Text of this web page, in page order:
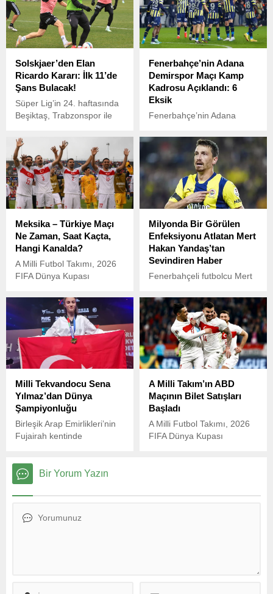
Solskjaer’den Elan
Ricardo Kararı: İlk 11’de
Şans Bulacak!
Süper Lig’in 24. haftasında
Beşiktaş, Trabzonspor ile
öncesi Beşiktaş’ın yeni
transferleri Keny Arroyo ve
Elan Ricardo’nun süre
alması bekleniyor.
Fenerbahçe’nin Adana
Demirspor Maçı Kamp
Kadrosu Açıklandı: 6
Eksik
Fenerbahçe’nin Adana
maça yönelik kamp kadrosu
belli oldu. Sarı lacivertli
ekipte, sakatlıkları nedeniyle
6 oyuncu kadroda yer
almadı.
Meksika – Türkiye Maçı
Ne Zaman, Saat Kaçta,
Hangi Kanalda?
A Milli Futbol Takımı, 2026
FIFA Dünya Kupası
kampındaki ikinci hazırlık
maçında Meksika ile
karşılaşacak.
Milyonda Bir Görülen
Enfeksiyonu Atlatan Mert
Hakan Yandaş’tan
Sevindiren Haber
Fenerbahçeli futbolcu Mert
görülen bir enfeksiyon
nedeniyle uzun süredir
tedavi altındaydı.
Milli Tekvandocu Sena
Yılmaz’dan Dünya
Şampiyonluğu
Birleşik Arap Emirlikleri’nin
Fujairah kentinde
milli sporcumuz Sena
Yılmaz, 51 kiloda altın
madalyaya uzandı.
A Milli Takım’ın ABD
Maçının Bilet Satışları
Başladı
A Milli Futbol Takımı, 2026
FIFA Dünya Kupası
Bir Yorum Yazın